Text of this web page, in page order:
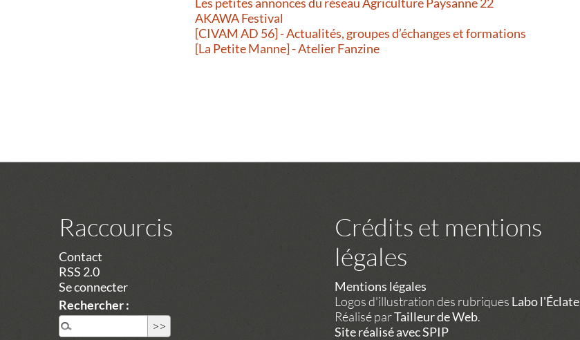
AKAWA Festival
[CIVAM AD 56] - Actualités, groupes d’échanges et formations
[La Petite Manne] - Atelier Fanzine
Raccourcis
Contact
RSS 2.0
Se connecter
Rechercher :
Crédits et mentions
légales
Mentions légales
Logos d'illustration des rubriques Labo l'Éclate
Réalisé parTailleur de Web.
Site réalisé avec SPIP